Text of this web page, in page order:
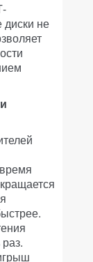
диски не